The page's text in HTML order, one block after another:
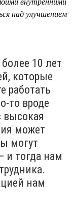
над улучшением
10 лет
которые
работать
то вроде
высокая
может
могут
и тогда нам
нам